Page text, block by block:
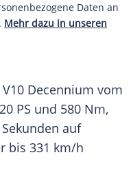
Daten an
Mehr dazu in unseren
V10 Decennium vom
PS und 580 Nm,
auf
bis 331 km/h